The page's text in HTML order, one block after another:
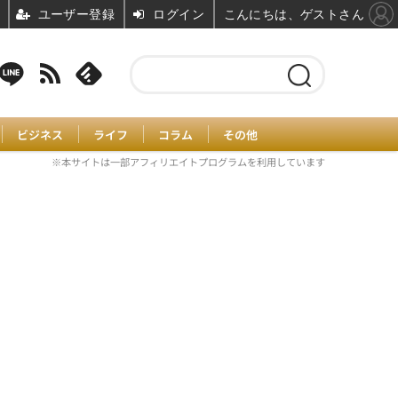
ビジネス ライフ コラム その他
※本サイトは一部アフィリエイトプログラムを利用しています
ユーザー登録 ログイン こんにちは、ゲストさん